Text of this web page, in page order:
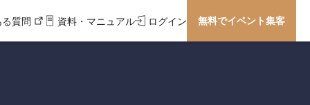
質問 資料・マニュアル ログイン 無料でイベント集客